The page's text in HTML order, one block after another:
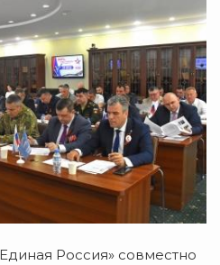
Россия» совместно